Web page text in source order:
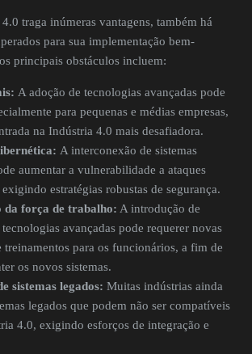
traga inúmeras vantagens, também há
para sua implementação bem-
principais obstáculos incluem:
A adoção de tecnologias avançadas pode
para pequenas e médias empresas,
na Indústria 4.0 mais desafiadora.
A interconexão de sistemas
aumentar a vulnerabilidade a ataques
estratégias robustas de segurança.
da força de trabalho: A introdução de
avançadas pode requerer novas
treinamentos para os funcionários, a fim de
os novos sistemas.
sistemas legados: Muitas indústrias ainda
legados que podem não ser compatíveis
4.0, exigindo esforços de integração e